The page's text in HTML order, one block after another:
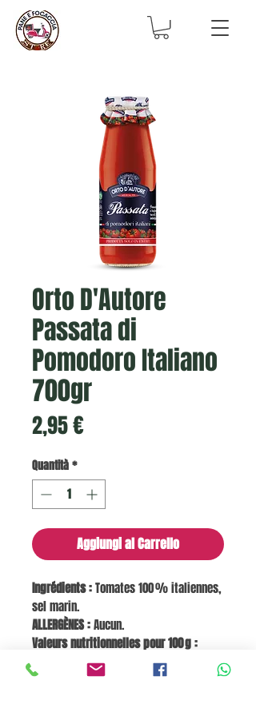
Orto D'Autore
Passata di
Pomodoro Italiano
700gr
2,95 €Prezzo
Quantità*
Aggiungi al Carrello
Ingrédients :Tomates 100 % italiennes,
sel marin.
ALLERGÈNES :Aucun.
Valeurs nutritionnelles pour 100 g :
Énergie 88 kJ / 21 kcal, Graisses <0,5 g,
dont saturées 0 g, Glucides 3,8 g, dont